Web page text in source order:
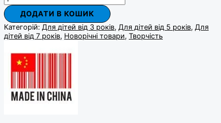
ДОДАТИ В КОШИК
Категорій: Для дітей від 3 років, Для дітей від 5 років, Для
дітей від 7 років, Новорічні товари, Творчість